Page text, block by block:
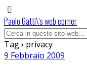
Paolo Gatti\'s web corner
Tag › privacy
9 Febbraio 2009